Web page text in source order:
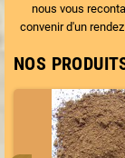
nous vous
convenir d'un
NOS